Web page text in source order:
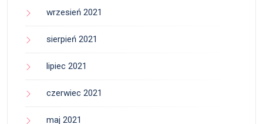
wrzesień 2021
sierpień 2021
lipiec 2021
czerwiec 2021
maj 2021